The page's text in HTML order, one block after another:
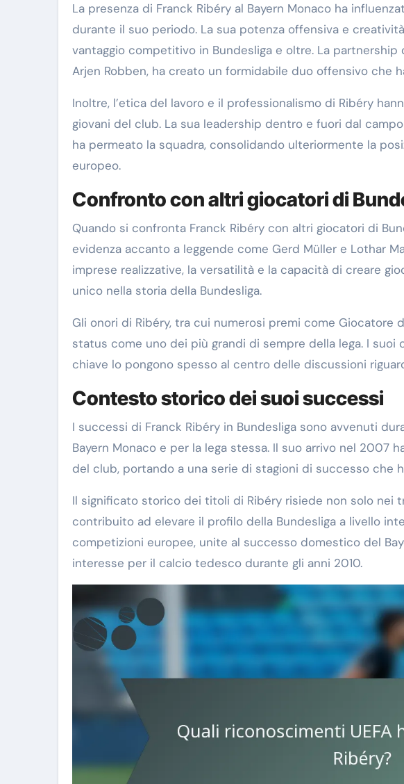
La presenza di Franck Ribéry al Bayern Monaco ha
durante il suo periodo. La sua potenza offensiva e
vantaggio competitivo in Bundesliga e oltre. La
Arjen Robben, ha creato un formidabile duo offensivo che
Inoltre, l’etica del lavoro e il professionalismo di Ribéry
giovani del club. La sua leadership dentro e fuori dal
ha permeato la squadra, consolidando ulteriormente la
europeo.
Confronto con altri giocatori di
Quando si confronta Franck Ribéry con altri giocatori di
evidenza accanto a leggende come Gerd Müller e Lothar
imprese realizzative, la versatilità e la capacità di creare
unico nella storia della Bundesliga.
Gli onori di Ribéry, tra cui numerosi premi come Giocatore
status come uno dei più grandi di sempre della lega. I
chiave lo pongono spesso al centro delle discussioni
Contesto storico dei suoi successi
I successi di Franck Ribéry in Bundesliga sono avvenuti
Bayern Monaco e per la lega stessa. Il suo arrivo nel 2007
del club, portando a una serie di stagioni di successo che
Il significato storico dei titoli di Ribéry risiede non solo nei
contribuito ad elevare il profilo della Bundesliga a livello
competizioni europee, unite al successo domestico del
interesse per il calcio tedesco durante gli anni 2010.